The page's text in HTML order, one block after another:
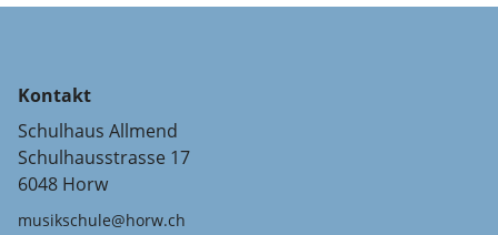
Kontakt
Schulhaus Allmend
Schulhausstrasse 17
6048 Horw
musikschule@horw.ch